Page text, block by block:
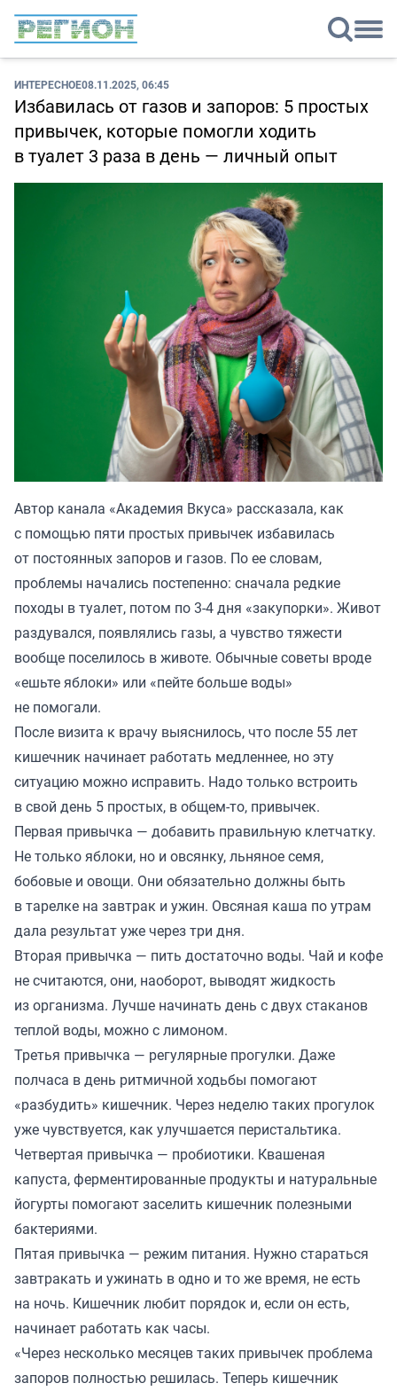
ИНТЕРЕСНОЕ08.11.2025, 06:45
Избавилась от газов и запоров: 5 простых
привычек, которые помогли ходить
в туалет 3 раза в день — личный опыт
Автор канала «Академия Вкуса» рассказала, как
с помощью пяти простых привычек избавилась
от постоянных запоров и газов. По ее словам,
проблемы начались постепенно: сначала редкие
походы в туалет, потом по 3-4 дня «закупорки». Живот
раздувался, появлялись газы, а чувство тяжести
вообще поселилось в животе. Обычные советы вроде
«ешьте яблоки» или «пейте больше воды»
не помогали.
После визита к врачу выяснилось, что после 55 лет
кишечник начинает работать медленнее, но эту
ситуацию можно исправить. Надо только встроить
в свой день 5 простых, в общем-то, привычек.
Первая привычка — добавить правильную клетчатку.
Не только яблоки, но и овсянку, льняное семя,
бобовые и овощи. Они обязательно должны быть
в тарелке на завтрак и ужин. Овсяная каша по утрам
дала результат уже через три дня.
Вторая привычка — пить достаточно воды. Чай и кофе
не считаются, они, наоборот, выводят жидкость
из организма. Лучше начинать день с двух стаканов
теплой воды, можно с лимоном.
Третья привычка — регулярные прогулки. Даже
полчаса в день ритмичной ходьбы помогают
«разбудить» кишечник. Через неделю таких прогулок
уже чувствуется, как улучшается перистальтика.
Четвертая привычка — пробиотики. Квашеная
капуста, ферментированные продукты и натуральные
йогурты помогают заселить кишечник полезными
бактериями.
Пятая привычка — режим питания. Нужно стараться
завтракать и ужинать в одно и то же время, не есть
на ночь. Кишечник любит порядок и, если он есть,
начинает работать как часы.
«Через несколько месяцев таких привычек проблема
запоров полностью решилась. Теперь кишечник